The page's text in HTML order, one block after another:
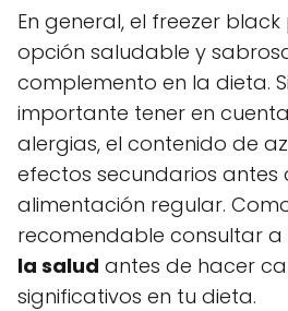
En general, el freezer
opción saludable y
complemento en la dieta.
importante tener en
alergias, el contenido de
efectos secundarios antes
alimentación regular.
recomendable consultar a
la salud antes de hacer
significativos en tu dieta.